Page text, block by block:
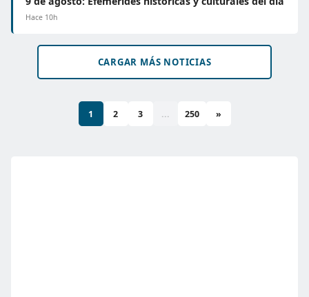
Hace 10h
CARGAR MÁS NOTICIAS
1 2 3 ... 250 »